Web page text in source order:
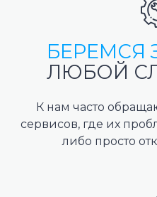
БЕРЕМСЯ
ЛЮБОЙ
К нам часто
сервисов, где их
либо просто